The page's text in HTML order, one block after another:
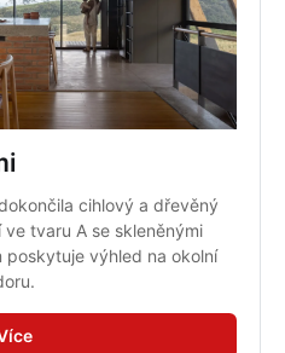
cihlový a dřevěný
tvaru A se skleněnými
výhled na okolní